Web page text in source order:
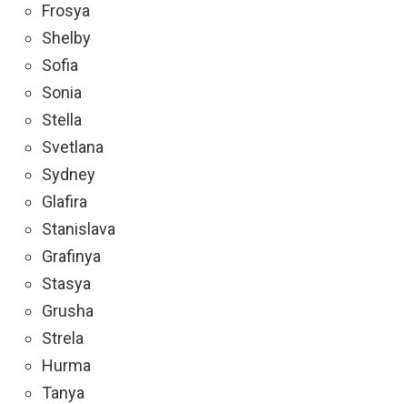
Frosya
Shelby
Sofia
Sonia
Stella
Svetlana
Sydney
Glafira
Stanislava
Grafinya
Stasya
Grusha
Strela
Hurma
Tanya